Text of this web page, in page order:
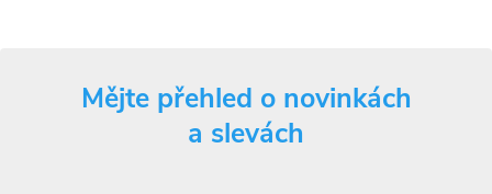
Mějte přehled o novinkách
a slevách